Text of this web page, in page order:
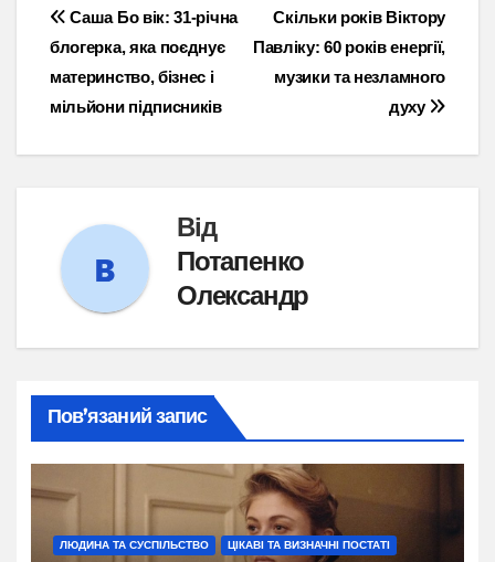
Навігація
записів
Скільки років Віктору
Павліку: 60 років енергії,
музики та незламного
духу
Саша Бо вік: 31-річна
блогерка, яка поєднує
материнство, бізнес і
мільйони підписників
Від
Потапенко
Олександр
Пов’язаний запис
ЛЮДИНА ТА СУСПІЛЬСТВО ЦІКАВІ ТА ВИЗНАЧНІ ПОСТАТІ